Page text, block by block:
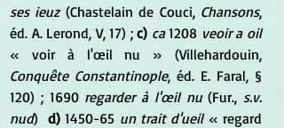
ses ieuz (Chastelain de Couci, Chansons,
éd. A. Lerond, V, 17) ; c) ca 1208 veoir a oil
Conquête Constantinople, éd. E. Faral, §
120) ; 1690 regarder à l'œil nu (Fur., s.v.
nud) d) 1450-65 un trait d'ueil « regard